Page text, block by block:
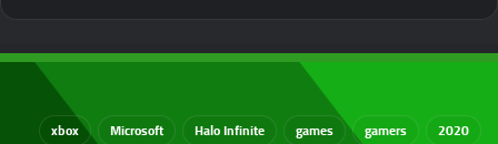
2020
gamers
games
Halo Infinite
Microsoft
xbox